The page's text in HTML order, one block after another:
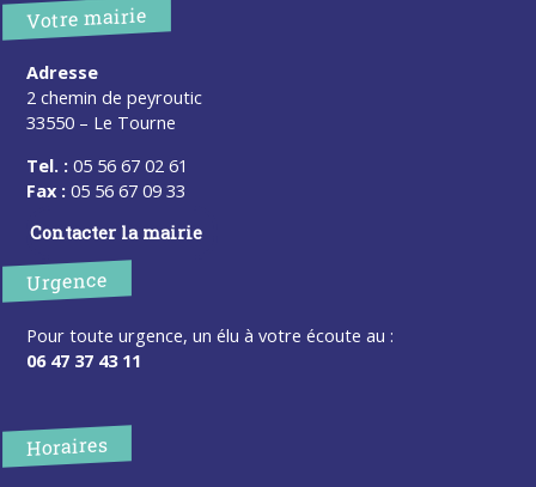
Votre mairie
Adresse
2 chemin de peyroutic
33550 – Le Tourne
Tel. : 05 56 67 02 61
Fax : 05 56 67 09 33
Contacter la mairie
Urgence
Pour toute urgence, un élu à votre écoute au :
06 47 37 43 11
Horaires